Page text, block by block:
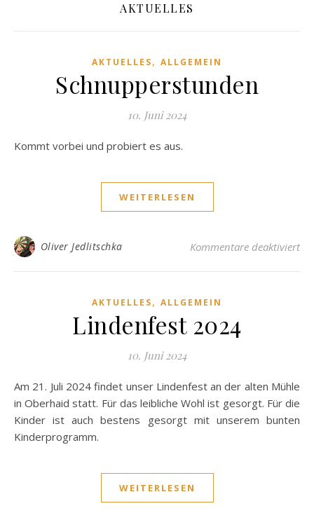
AKTUELLES
AKTUELLES, ALLGEMEIN
Schnupperstunden
10. Juni 2024
Kommt vorbei und probiert es aus.
WEITERLESEN
Oliver Jedlitschka Kommentare deaktiviert
AKTUELLES, ALLGEMEIN
Lindenfest 2024
10. Juni 2024
Am 21. Juli 2024 findet unser Lindenfest an der alten Mühle
in Oberhaid statt. Für das leibliche Wohl ist gesorgt. Für die
Kinder ist auch bestens gesorgt mit unserem bunten
Kinderprogramm.
WEITERLESEN